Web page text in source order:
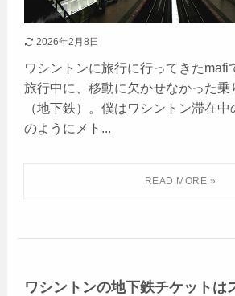
2026年2月8日
ワシントンに旅行に行ってきたmafi
旅行中に、移動に欠かせなかった乗
（地下鉄）。僕はワシントン滞在
のようにメト...
ワシントンの地下鉄チケットは